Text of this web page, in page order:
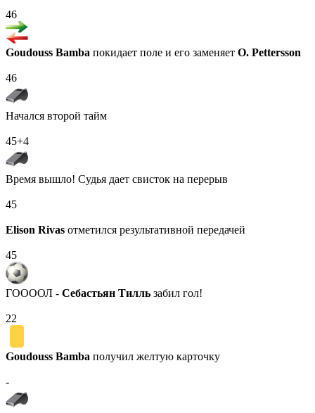
46
Goudouss Bamba покидает поле и его заменяет O. Pettersson
46
Начался второй тайм
45+4
Время вышло! Судья дает свисток на перерыв
45
Elison Rivas отметился результативной передачей
45
ГООООЛ - Себастьян Тилль забил гол!
22
Goudouss Bamba получил желтую карточку
-